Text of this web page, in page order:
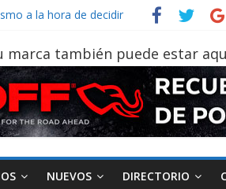
las rutas de La Vuelta
en julio de 2026
varios días sin usar?
7 provincias en 8 días
marca también puede estar
NUEVOS DIRECTORIO